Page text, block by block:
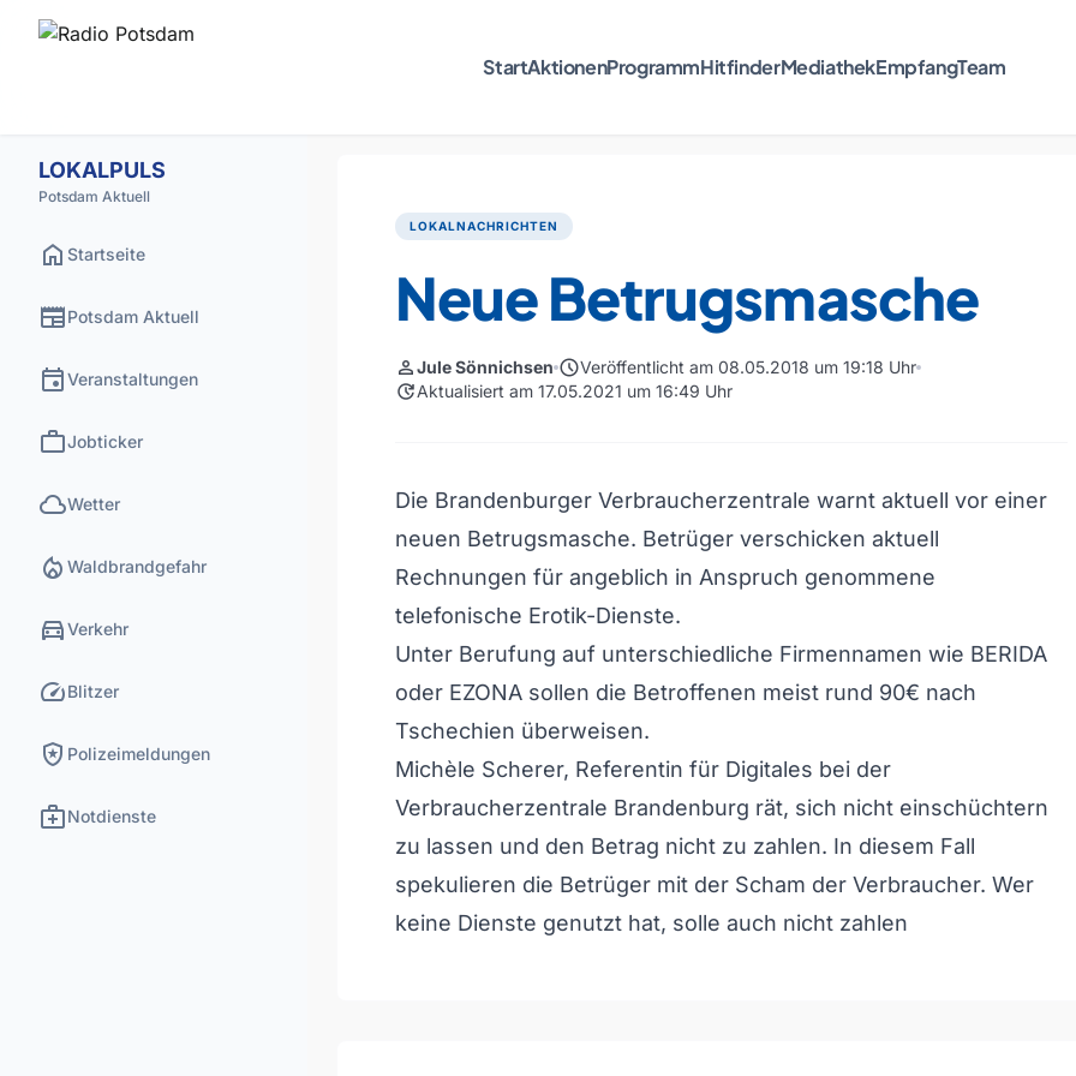
StartAktionenProgrammHitfinderMediathekEmpfangTeam
LOKALPULS
Potsdam Aktuell
home Startseite
newspaperPotsdam Aktuell
eventVeranstaltungen
workJobticker
cloudWetter
local_fire_department Waldbrandgefahr
directions_carVerkehr
speedBlitzer
local_police Polizeimeldungen
medical_servicesNotdienste
LOKALNACHRICHTEN
Neue Betrugsmasche
personJule Sönnichsen scheduleVeröffentlicht am 08.05.2018 um 19:18 Uhr
updateAktualisiert am 17.05.2021 um 16:49 Uhr
Die Brandenburger Verbraucherzentrale warnt aktuell vor einer
neuen Betrugsmasche. Betrüger verschicken aktuell
Rechnungen für angeblich in Anspruch genommene
telefonische Erotik-Dienste.
Unter Berufung auf unterschiedliche Firmennamen wie BERIDA
oder EZONA sollen die Betroffenen meist rund 90€ nach
Tschechien überweisen.
Michèle Scherer, Referentin für Digitales bei der
Verbraucherzentrale Brandenburg rät, sich nicht einschüchtern
zu lassen und den Betrag nicht zu zahlen. In diesem Fall
spekulieren die Betrüger mit der Scham der Verbraucher. Wer
keine Dienste genutzt hat, solle auch nicht zahlen